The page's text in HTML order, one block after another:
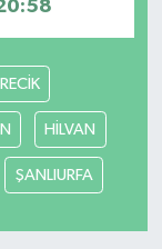
HİLVAN
ŞANLIURFA